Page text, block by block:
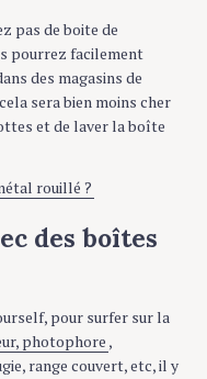
pas de boite de
pourrez facilement
des magasins de
sera bien moins cher
et de laver la boîte
rouillé ?
des boîtes
pour surfer sur la
photophore ,
range couvert, etc, il y